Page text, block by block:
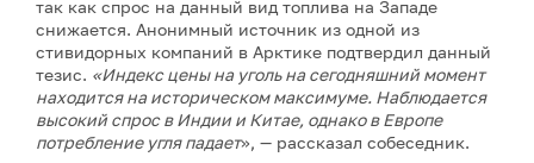
так как спрос на данный вид топлива на Западе
снижается. Анонимный источник из одной из
стивидорных компаний в Арктике подтвердил данный
тезис. «Индекс цены на уголь на сегодняшний момент
находится на историческом максимуме. Наблюдается
высокий спрос в Индии и Китае, однако в Европе
потребление угля падает», — рассказал собеседник.